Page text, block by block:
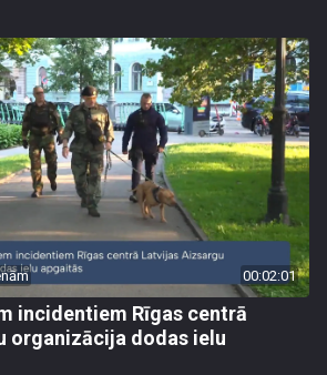
00:02:01
incidentiem Rīgas centrā
organizācija dodas ielu